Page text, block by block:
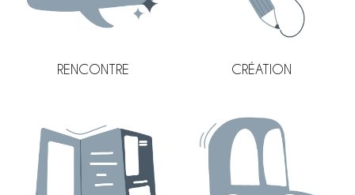
RENCONTRE CRÉATION